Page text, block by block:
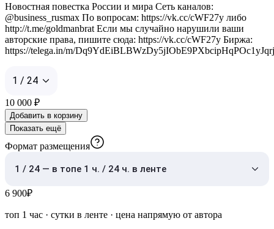
Новостная повестка России и мира Сеть каналов:
@business_rusmax По вопросам: https://vk.cc/cWF27y либо
http://t.me/goldmanbrat Если мы случайно нарушили ваши
авторские права, пишите сюда: https://vk.cc/cWF27y Биржа:
https://telega.in/m/
1 / 24
10 000 ₽
Добавить в корзину
Показать ещё
Формат размещения
1 / 24 — в топе 1 ч. / 24 ч. в ленте
6 900₽
топ 1 час · сутки в ленте · цена напрямую от автора